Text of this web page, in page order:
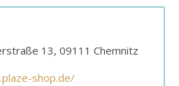
13, 09111 Chemnitz
shop.de/